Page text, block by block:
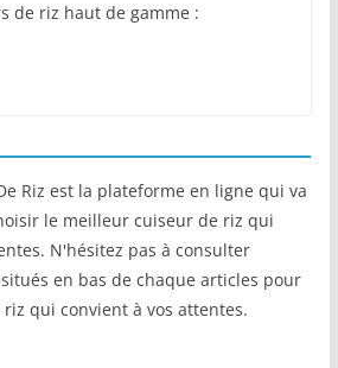
de riz haut de gamme :
Riz est la plateforme en ligne qui va
le meilleur cuiseur de riz qui
N'hésitez pas à consulter
en bas de chaque articles pour
qui convient à vos attentes.